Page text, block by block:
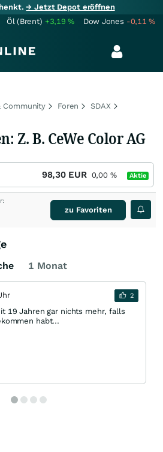
→ Jetzt Depot eröffnen
Öl (Brent) +3,19% Dow Jones -0,11%
Community Foren
SDAX
Z. B. CeWe Color AG
98,30 EUR 0,00 % Aktie
zu Favoriten
1 Monat
2
19 Jahren gar nichts mehr, falls
habt...